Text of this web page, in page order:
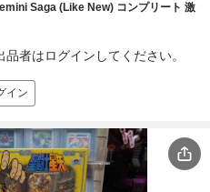
Saga (Like New) コンプリート 激
者はログインしてください。
イン